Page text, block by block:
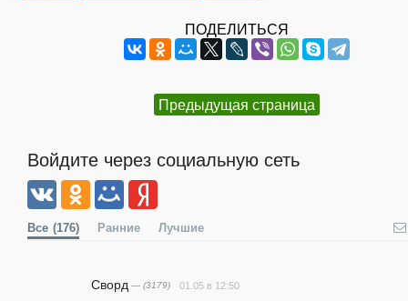
ПОДЕЛИТЬСЯ
Предыдущая страница
Войдите через социальную сеть
Все (176) Ранние Лучшие
Сворд — (3179) 01.05 в 12:50